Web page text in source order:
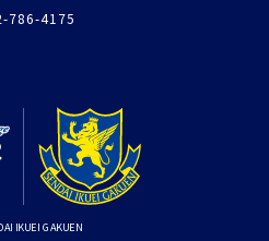
786-4175
IKUEI GAKUEN